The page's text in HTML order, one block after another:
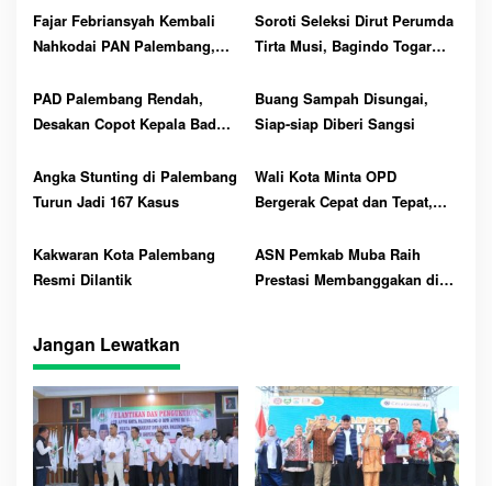
pp
Fajar Febriansyah Kembali
Nahkodai PAN Palembang,
Dauli Bendahara
Soroti Seleksi Dirut Perumda
Tirta Musi, Bagindo Togar
Utamakan Profesional, Tolak
Titipan dan Intervensi
PAD Palembang Rendah,
Desakan Copot Kepala Badan
Buang Sampah Disungai,
Siap-siap Diberi Sangsi
Angka Stunting di Palembang
Turun Jadi 167 Kasus
Wali Kota Minta OPD
Bergerak Cepat dan Tepat,
Mundur
Kakwaran Kota Palembang
Resmi Dilantik
ASN Pemkab Muba Raih
Prestasi Membanggakan di
Jangan Lewatkan